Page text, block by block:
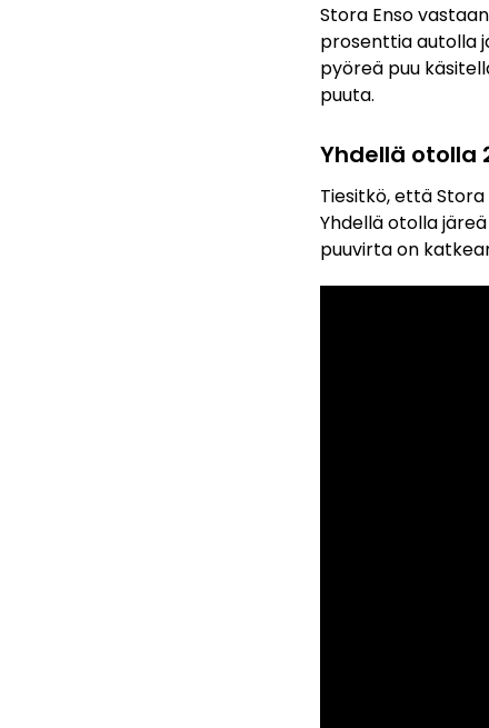
Stora Enso
prosenttia autolla
pyöreä puu
puuta.
Yhdellä otolla
Tiesitkö, että
Yhdellä otolla
puuvirta on